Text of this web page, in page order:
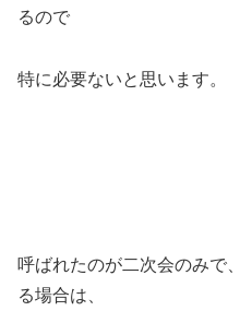
るので
特に必要ないと思います。
呼ばれたのが二次会のみで
る場合は、